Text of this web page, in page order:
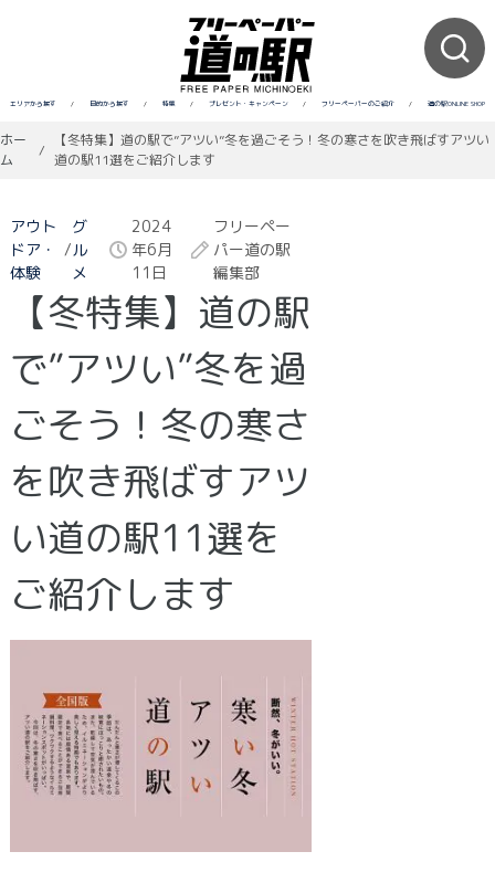
エリアから探す / 目的から探す / 特集 / プレゼント・キャンペーン / フリーペーパーのご紹介 / 道の駅ONLINE SHOP
ホー
ム
/
【冬特集】道の駅で”アツい”冬を過ごそう！冬の寒さを吹き飛ばすアツい
道の駅11選をご紹介します
アウト
ドア・
体験
/
グ
ル
メ
2024
年6月
11日
フリーペー
パー道の駅
編集部
【冬特集】道の駅
で”アツい”冬を過
ごそう！冬の寒さ
を吹き飛ばすアツ
い道の駅11選を
ご紹介します